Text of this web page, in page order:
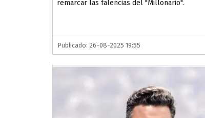
remarcar las falencias del "Millonario".
Publicado: 26-08-2025 19:55